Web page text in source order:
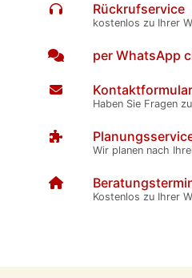
Rückrufservice
kostenlos zu Ihrer
per WhatsApp
Kontaktformular
Haben Sie Fragen
Wir planen nach
Kostenlos zu Ihrer